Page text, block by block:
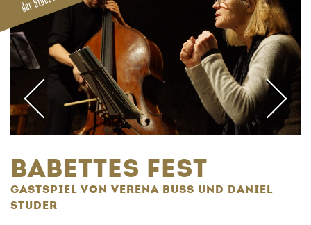
BABETTES FEST
GASTSPIEL VON VERENA BUSS UND DANIEL
STUDER